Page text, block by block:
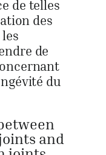
de telles
des
de
du